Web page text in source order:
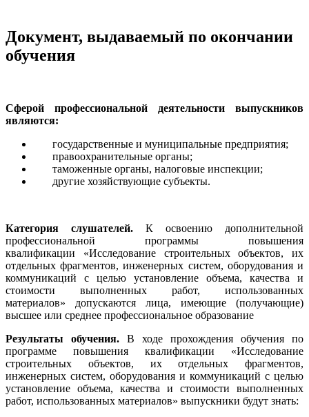
Документ, выдаваемый по окончании
обучения
Сферой профессиональной деятельности выпускников
являются:
государственные и муниципальные предприятия;
правоохранительные органы;
таможенные органы, налоговые инспекции;
другие хозяйствующие субъекты.
Категория слушателей. К освоению дополнительной
профессиональной программы повышения
квалификации «Исследование строительных объектов, их
отдельных фрагментов, инженерных систем, оборудования и
коммуникаций с целью установление объема, качества и
стоимости выполненных работ, использованных
материалов» допускаются лица, имеющие (получающие)
высшее или среднее профессиональное образование
Результаты обучения. В ходе прохождения обучения по
программе повышения квалификации «Исследование
строительных объектов, их отдельных фрагментов,
инженерных систем, оборудования и коммуникаций с целью
установление объема, качества и стоимости выполненных
работ, использованных материалов» выпускники будут знать: